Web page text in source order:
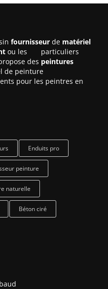
fournisseur de matériel
ou les particuliers
des peintures
de peinture
pour les peintres en
Enduits pro
peinture
naturelle
Béton ciré